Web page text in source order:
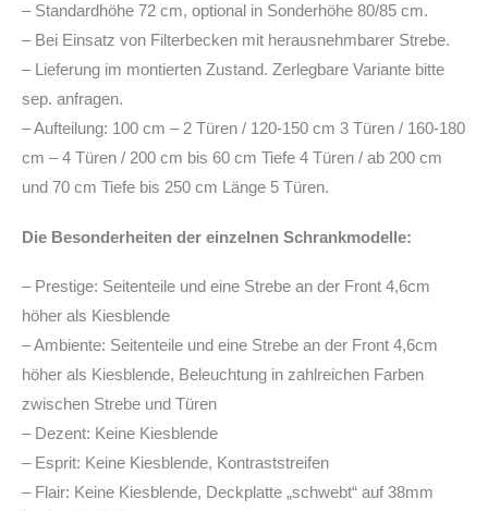
– Standardhöhe 72 cm, optional in Sonderhöhe 80/85 cm.
– Bei Einsatz von Filterbecken mit herausnehmbarer Strebe.
– Lieferung im montierten Zustand. Zerlegbare Variante bitte
sep. anfragen.
– Aufteilung: 100 cm – 2 Türen / 120-150 cm 3 Türen / 160-180
cm – 4 Türen / 200 cm bis 60 cm Tiefe 4 Türen / ab 200 cm
und 70 cm Tiefe bis 250 cm Länge 5 Türen.
Die Besonderheiten der einzelnen Schrankmodelle:
– Prestige: Seitenteile und eine Strebe an der Front 4,6cm
höher als Kiesblende
– Ambiente: Seitenteile und eine Strebe an der Front 4,6cm
höher als Kiesblende, Beleuchtung in zahlreichen Farben
zwischen Strebe und Türen
– Dezent: Keine Kiesblende
– Esprit: Keine Kiesblende, Kontraststreifen
– Flair: Keine Kiesblende, Deckplatte „schwebt“ auf 38mm